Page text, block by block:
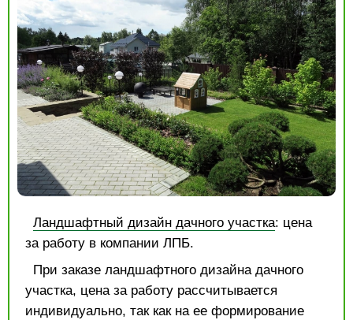
Ландшафтный дизайн дачного участка: цена
за работу в компании ЛПБ.
При заказе ландшафтного дизайна дачного
участка, цена за работу рассчитывается
индивидуально, так как на ее формирование